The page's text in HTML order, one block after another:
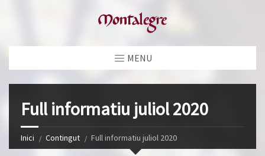
MENU
Full informatiu juliol 2020
Inici Contingut Full informatiu juliol 2020